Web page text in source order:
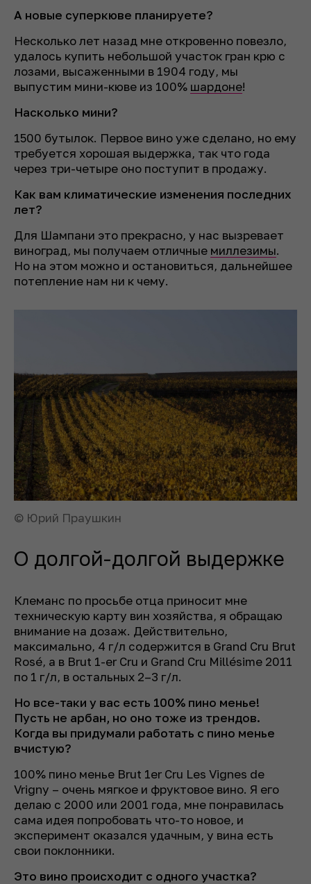
А новые суперкюве планируете?
Несколько лет назад мне откровенно повезло,
удалось купить небольшой участок гран крю с
лозами, высаженными в 1904 году, мы
выпустим мини-кюве из 100% шардоне!
Насколько мини?
1500 бутылок. Первое вино уже сделано, но ему
требуется хорошая выдержка, так что года
через три-четыре оно поступит в продажу.
Как вам климатические изменения последних
лет?
Для Шампани это прекрасно, у нас вызревает
виноград, мы получаем отличные миллезимы.
Но на этом можно и остановиться, дальнейшее
потепление нам ни к чему.
© Юрий Праушкин
О долгой-долгой выдержке
Клеманс по просьбе отца приносит мне
техническую карту вин хозяйства, я обращаю
внимание на дозаж. Действительно,
максимально, 4 г/л содержится в Grand Cru Brut
Rosé, а в Brut 1-er Cru и Grand Cru Millésime 2011
по 1 г/л, в остальных 2–3 г/л.
Но все-таки у вас есть 100% пино менье!
Пусть не арбан, но оно тоже из трендов.
Когда вы придумали работать с пино менье
вчистую?
100% пино менье Brut 1er Cru Les Vignes de
Vrigny – очень мягкое и фруктовое вино. Я его
делаю с 2000 или 2001 года, мне понравилась
сама идея попробовать что-то новое, и
эксперимент оказался удачным, у вина есть
свои поклонники.
Это вино происходит с одного участка?